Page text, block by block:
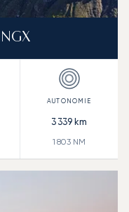
3 339 km
1 803 NM